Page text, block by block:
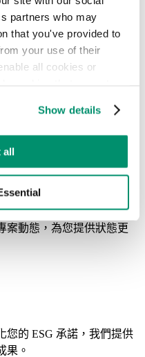
partners who may
that you've provided to
your use of their
all cookies or
kinds of cookies.
.
Show details
all
供您所需的可視性與控制
並降低成本。
需親力親為。
案動態，為您提供狀態更
您的 ESG 承諾，我們提供
果。